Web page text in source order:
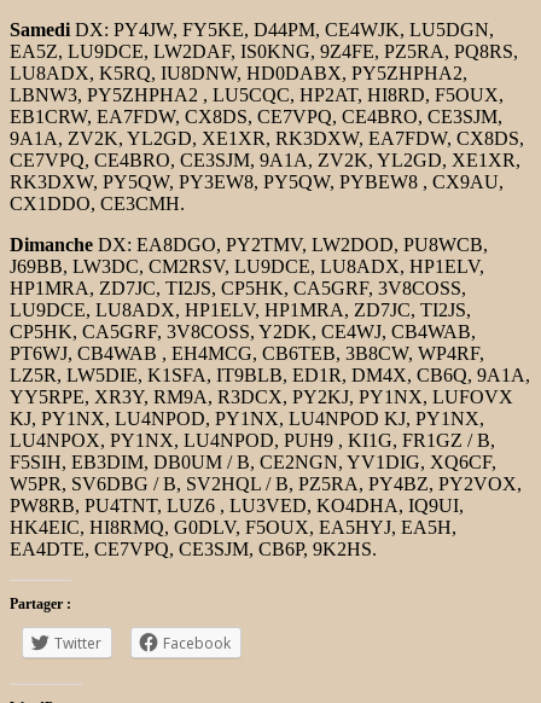
Samedi DX: PY4JW, FY5KE, D44PM, CE4WJK, LU5DGN,
EA5Z, LU9DCE, LW2DAF, IS0KNG, 9Z4FE, PZ5RA, PQ8RS,
LU8ADX, K5RQ, IU8DNW, HD0DABX, PY5ZHPHA2,
LBNW3, PY5ZHPHA2 , LU5CQC, HP2AT, HI8RD, F5OUX,
EB1CRW, EA7FDW, CX8DS, CE7VPQ, CE4BRO, CE3SJM,
9A1A, ZV2K, YL2GD, XE1XR, RK3DXW, EA7FDW, CX8DS,
CE7VPQ, CE4BRO, CE3SJM, 9A1A, ZV2K, YL2GD, XE1XR,
RK3DXW, PY5QW, PY3EW8, PY5QW, PYBEW8 , CX9AU,
CX1DDO, CE3CMH.
Dimanche DX: EA8DGO, PY2TMV, LW2DOD, PU8WCB,
J69BB, LW3DC, CM2RSV, LU9DCE, LU8ADX, HP1ELV,
HP1MRA, ZD7JC, TI2JS, CP5HK, CA5GRF, 3V8COSS,
LU9DCE, LU8ADX, HP1ELV, HP1MRA, ZD7JC, TI2JS,
CP5HK, CA5GRF, 3V8COSS, Y2DK, CE4WJ, CB4WAB,
PT6WJ, CB4WAB , EH4MCG, CB6TEB, 3B8CW, WP4RF,
LZ5R, LW5DIE, K1SFA, IT9BLB, ED1R, DM4X, CB6Q, 9A1A,
YY5RPE, XR3Y, RM9A, R3DCX, PY2KJ, PY1NX, LUFOVX
KJ, PY1NX, LU4NPOD, PY1NX, LU4NPOD KJ, PY1NX,
LU4NPOX, PY1NX, LU4NPOD, PUH9 , KI1G, FR1GZ / B,
F5SIH, EB3DIM, DB0UM / B, CE2NGN, YV1DIG, XQ6CF,
W5PR, SV6DBG / B, SV2HQL / B, PZ5RA, PY4BZ, PY2VOX,
PW8RB, PU4TNT, LUZ6 , LU3VED, KO4DHA, IQ9UI,
HK4EIC, HI8RMQ, G0DLV, F5OUX, EA5HYJ, EA5H,
EA4DTE, CE7VPQ, CE3SJM, CB6P, 9K2HS.
Partager :
Twitter Facebook